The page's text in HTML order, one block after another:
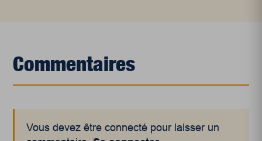
Commentaires
Vous devez être connecté pour laisser un